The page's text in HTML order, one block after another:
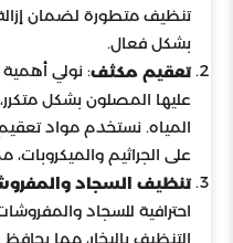
تنظيف متطورة لضمان
بشكل فعال.
تعقيم مكثف: نولي أهمية
عليها المصلون بشكل
المياه. نستخدم مواد
على الجراثيم
تنظيف السجاد
احترافية للسجاد
التنظيف بالبخار، مما